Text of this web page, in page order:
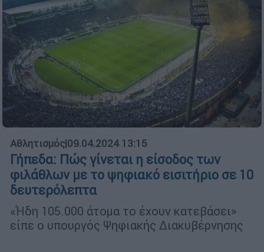
Αθλητισμός|09.04.2024 13:15
Γήπεδα: Πώς γίνεται η είσοδος των
φιλάθλων με το ψηφιακό εισιτήριο σε 10
δευτερόλεπτα
«Ήδη 105.000 άτομα το έχουν κατεβάσει»
είπε ο υπουργός Ψηφιακής Διακυβέρνησης